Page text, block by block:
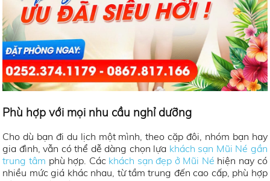
Phù hợp với mọi nhu cầu nghỉ dưỡng
Cho dù bạn đi du lịch một mình, theo cặp đôi, nhóm bạn hay
gia đình, vẫn có thể dễ dàng chọn lựa khách sạn Mũi Né gần
trung tâm phù hợp. Các khách sạn đẹp ở Mũi Né hiện nay có
nhiều mức giá khác nhau, từ tầm trung đến cao cấp, phù hợp